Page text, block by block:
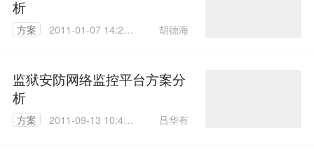
析
方案
2011-01-07 14:28:
胡德海
监狱安防网络监控平台方案分
析
方案
2011-09-13 10:46:
吕华有